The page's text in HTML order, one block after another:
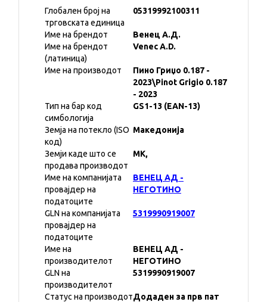
Глобален број на
трговската единица
05319992100311
Име на брендот
Венец А.Д.
Име на брендот
(латиница)
Venec A.D.
Име на производот
Пино Гриџо 0.187 -
2023\Pinot Grigio 0.187
- 2023
Тип на бар код
симбологија
GS1-13 (EAN-13)
Земја на потекло (ISO
код)
Македонија
Земји каде што се
продава производот
MK,
Име на компанијата
провајдер на
податоците
ВЕНЕЦ АД -
НЕГОТИНО
GLN на компанијата
провајдер на
податоците
5319990919007
Име на
производителот
ВЕНЕЦ АД -
НЕГОТИНО
GLN на
производителот
5319990919007
Статус на производотДодаден за прв пат